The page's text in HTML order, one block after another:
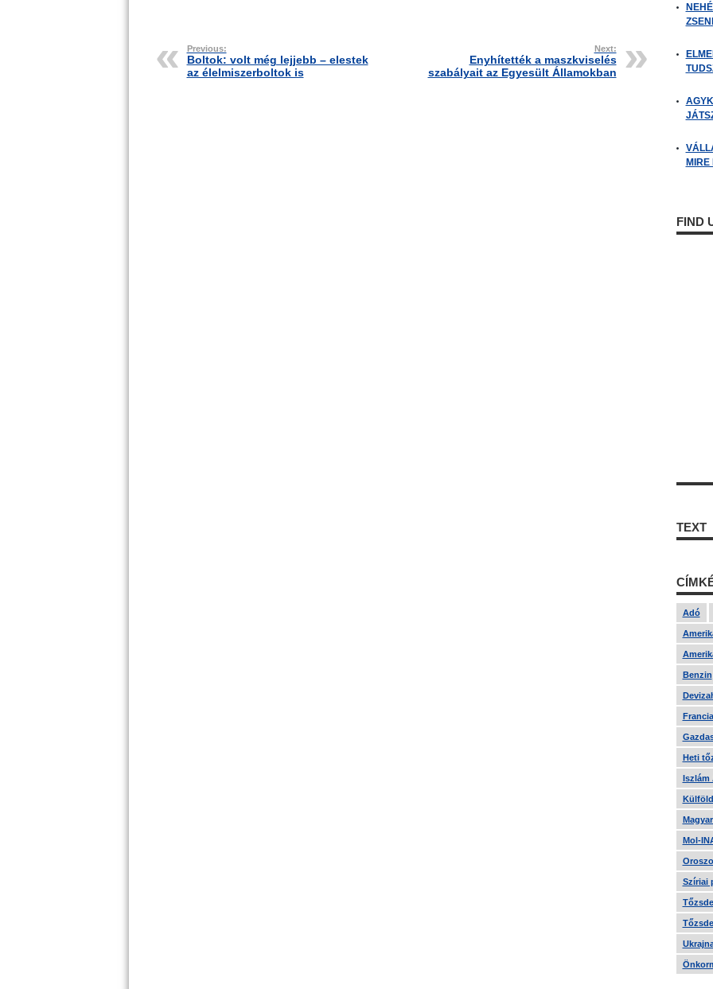
Previous:
Boltok: volt még lejjebb – elestek
az élelmiszerboltok is
Next:
Enyhítették a maszkviselés
szabályait az Egyesült Államokban
MIRE
FIND
TEXT
Adó
Benzin
Heti
Iszlám
Mol-
Szíriai